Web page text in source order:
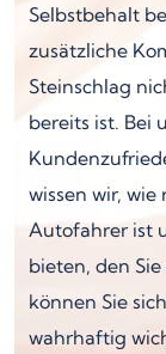
Selbstbehalt
zusätzliche
Steinschlag
bereits ist. Bei
wissen wir,
Autofahrer ist
bieten, den
können Sie
wahrhaftig